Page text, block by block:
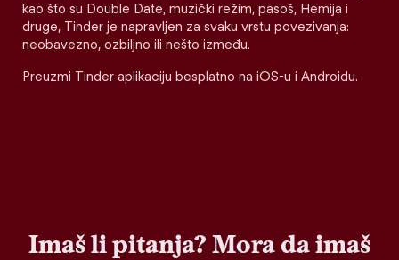
kao što su Double Date, muzički režim, pasoš, Hemija i
druge, Tinder je napravljen za svaku vrstu povezivanja:
neobavezno, ozbiljno ili nešto između.
Preuzmi Tinder aplikaciju besplatno na iOS-u i Androidu.
Imaš li pitanja? Mora da imaš